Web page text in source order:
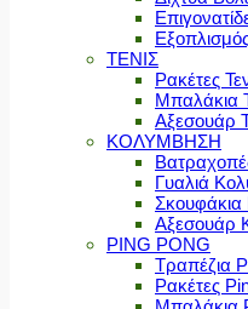
ΤΕΝΙΣ
Ρακέτες
Μπαλάκια
Αξεσουάρ
ΚΟΛΥΜΒΗΣΗ
Γυαλιά
Αξεσουάρ
PING PONG
Τραπέζια
Ρακέτες